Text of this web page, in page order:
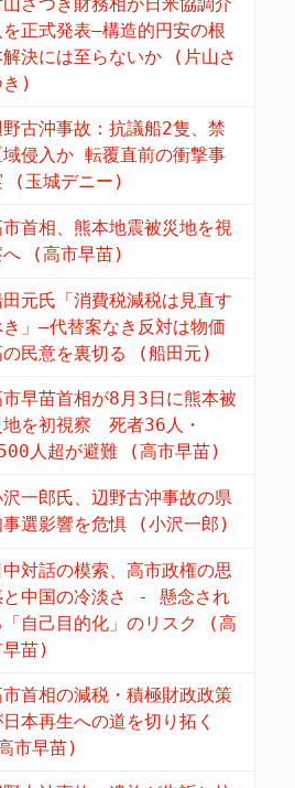
を正式発表―構造的円安の根
解決には至らないか (片山さ
き)
古沖事故：抗議船2隻、禁
域侵入か 転覆直前の衝撃事
(玉城デニー)
首相、熊本地震被災地を視
へ (高市早苗)
元氏「消費税減税は見直す
」―代替案なき反対は物価
の民意を裏切る (船田元)
早苗首相が8月3日に熊本被
地を初視察 死者36人・
人超が避難 (高市早苗)
一郎氏、辺野古沖事故の県
事選影響を危惧 (小沢一郎)
中対話の模索、高市政権の思
と中国の冷淡さ - 懸念され
「自己目的化」のリスク (高
早苗)
首相の減税・積極財政政策
日本再生への道を切り拓く
市早苗)